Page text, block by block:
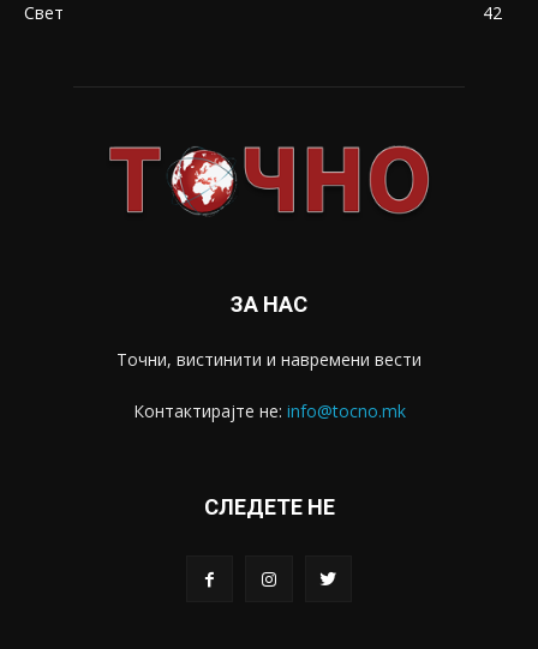
Свет
42
ЗА НАС
Точни, вистинити и навремени вести
Контактирајте не: info@tocno.mk
СЛЕДЕТЕ НЕ